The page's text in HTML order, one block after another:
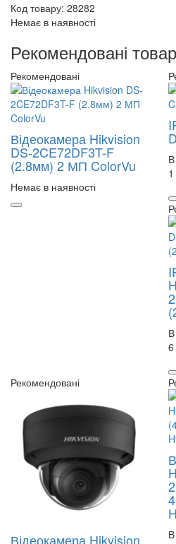
Код товару: 28282
Немає в наявності
Рекомендовані
Рекомендовані
Відеокамера Hikvision
DS-2CE72DF3T-F
(2.8мм) 2 МП ColorVu
Немає в наявності
6
Рекомендовані
Відеокамера Hikvision